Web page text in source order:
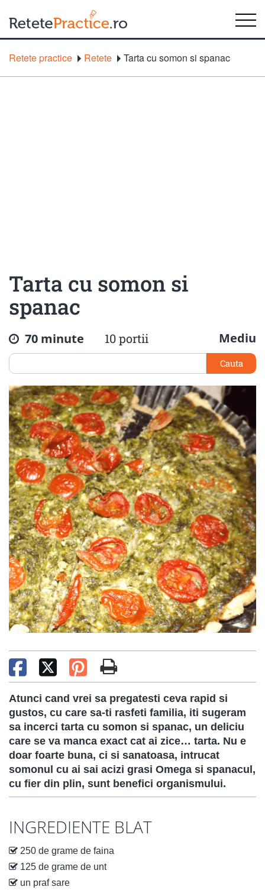
Retete practice Retete Tarta cu somon si spanac
Tarta cu somon si
spanac
70 minute 10 portii Mediu
Cauta
Atunci cand vrei sa pregatesti ceva rapid si
gustos, cu care sa-ti rasfeti familia, iti sugeram
sa incerci tarta cu somon si spanac, un deliciu
care se va manca exact cat ai zice… tarta. Nu e
doar foarte buna, ci si sanatoasa, intrucat
somonul cu ai sai acizi grasi Omega si spanacul,
cu fier din plin, sunt benefici organismului.
INGREDIENTE BLAT
250 de grame de faina
125 de grame de unt
un praf sare